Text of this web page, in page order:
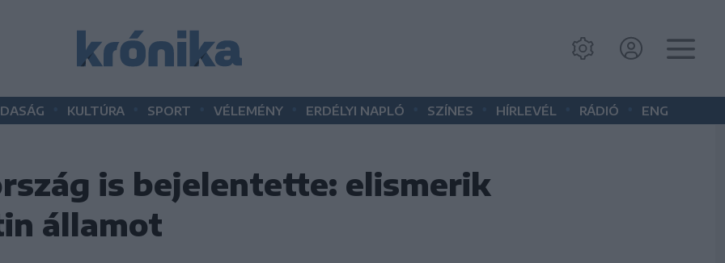
KULTÚRA SPORT VÉLEMÉNY ERDÉLYI NAPLÓ SZÍNES HÍRLEVÉL RÁDIÓ ENG
is bejelentette: elismerik
államot